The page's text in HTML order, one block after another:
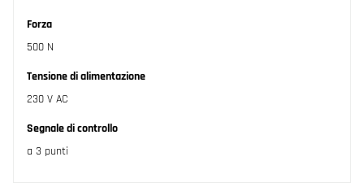
Forza
500 N
Tensione di alimentazione
230 V AC
Segnale di controllo
a 3 punti